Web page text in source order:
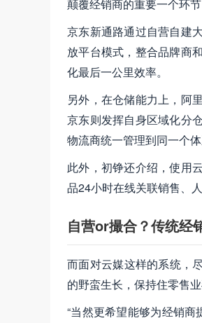
颠覆经销商的重要一个环
京东新通路通过自营自建
放平台模式，整合品牌商
化最后一公里效率。
另外，在仓储能力上，阿
京东则发挥自身区域化分
物流商统一管理到同一个体
此外，初铮还介绍，使用
品24小时在线关联销售、
自营or撮合？传统经
而面对云媒这样的系统，
的野蛮生长，保持住零售
“当然更希望能够为经销